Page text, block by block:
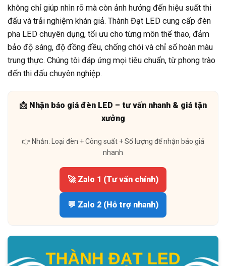
không chỉ giúp nhìn rõ mà còn ảnh hưởng đến hiệu suất thi
đấu và trải nghiệm khán giả. Thành Đạt LED cung cấp đèn
pha LED chuyên dụng, tối ưu cho từng môn thể thao, đảm
bảo độ sáng, độ đồng đều, chống chói và chỉ số hoàn màu
trung thực. Chúng tôi đáp ứng mọi tiêu chuẩn, từ phong trào
đến thi đấu chuyên nghiệp.
📩 Nhận báo giá đèn LED – tư vấn nhanh & giá tận
xưởng
👉 Nhắn: Loại đèn + Công suất + Số lượng để nhận báo giá
nhanh
🚀 Zalo 1 (Tư vấn chính)
💬 Zalo 2 (Hỗ trợ nhanh)